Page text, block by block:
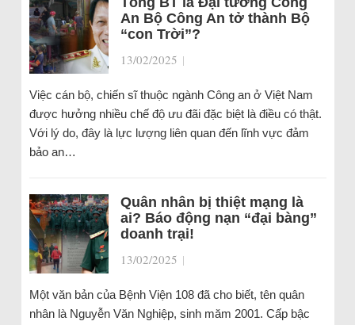
An Bộ Công An tở thành Bộ
“con Trời”?
13/02/2025 |
Việc cán bộ, chiến sĩ thuộc ngành Công an ở Việt Nam
được hưởng nhiều chế độ ưu đãi đặc biệt là điều có thật.
Với lý do, đây là lực lượng liên quan đến lĩnh vực đảm
bảo an…
Quân nhân bị thiệt mạng là
ai? Báo động nạn “đại bàng”
doanh trại!
13/02/2025 |
Một văn bản của Bệnh Viện 108 đã cho biết, tên quân
nhân là Nguyễn Văn Nghiệp, sinh măm 2001. Cấp bậc